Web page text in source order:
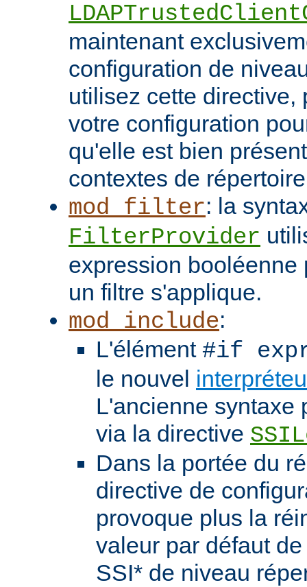
maintenant
configuration de
utilisez cette directive,
votre configuration
qu'elle est bien
contextes de
mod_filter: la
FilterProvider
expression booléenne
un filtre s'applique.
mod_include:
L'élément #if
le nouvel
L'ancienne syntaxe
via la directive
Dans la portée du
directive de
provoque plus la
valeur par défaut
SSI* de niveau